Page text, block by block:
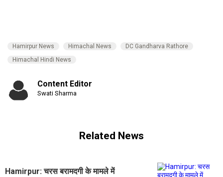
Hamirpur News Himachal News
DC Gandharva Rathore
Himachal Hindi News
Content Editor
Swati Sharma
Related News
Hamirpur: चरस बरामदगी के मामले में